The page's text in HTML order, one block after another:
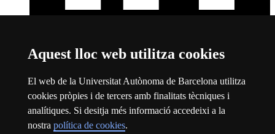
Aquest lloc web utilitza cookies
El web de la Universitat Autònoma de Barcelona utilitza
cookies pròpies i de tercers amb finalitats tècniques i
analítiques. Si desitja més informació accedeixi a la
nostra política de cookies.
LinkedInAquest enllaç s'obre en una finestra nova
Sobre el web
Universitat Autònoma de Barcelona
Avís legalAquest enllaç s'obre en una finestra nova